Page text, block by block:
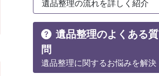
遺品整理の流れを詳しく紹介
遺品整理のよくある質
問
遺品整理に関するお悩みを解決